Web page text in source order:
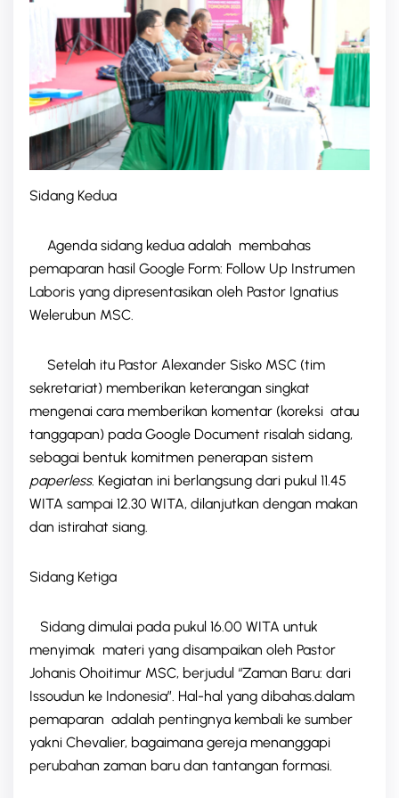
Sidang Kedua
Agenda sidang kedua adalah membahas
pemaparan hasil Google Form: Follow Up Instrumen
Laboris yang dipresentasikan oleh Pastor Ignatius
Welerubun MSC.
Setelah itu Pastor Alexander Sisko MSC (tim
sekretariat) memberikan keterangan singkat
mengenai cara memberikan komentar (koreksi atau
tanggapan) pada Google Document risalah sidang,
sebagai bentuk komitmen penerapan sistem
paperless. Kegiatan ini berlangsung dari pukul 11.45
WITA sampai 12.30 WITA, dilanjutkan dengan makan
dan istirahat siang.
Sidang Ketiga
Sidang dimulai pada pukul 16.00 WITA untuk
menyimak materi yang disampaikan oleh Pastor
Johanis Ohoitimur MSC, berjudul “Zaman Baru: dari
Issoudun ke Indonesia”. Hal-hal yang dibahas.dalam
pemaparan adalah pentingnya kembali ke sumber
yakni Chevalier, bagaimana gereja menanggapi
perubahan zaman baru dan tantangan formasi.